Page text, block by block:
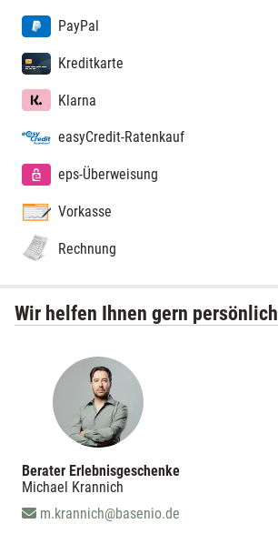
PayPal
Kreditkarte
Klarna
easyCredit-Ratenkauf
eps-Überweisung
Vorkasse
Rechnung
Wir helfen Ihnen gern persönlich
Berater Erlebnisgeschenke
Michael Krannich
m.krannich@basenio.de